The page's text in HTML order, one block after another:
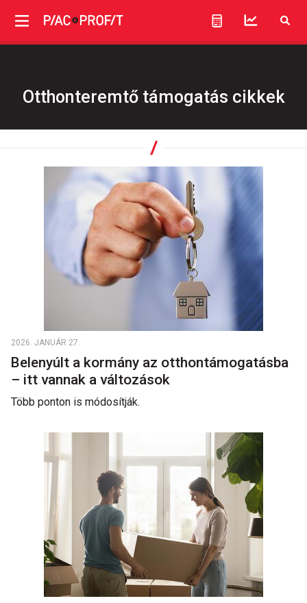
Otthonteremtő támogatás cikkek
2026. JANUÁR 27.
Belenyúlt a kormány az otthontámogatásba
– itt vannak a változások
Több ponton is módosítják.